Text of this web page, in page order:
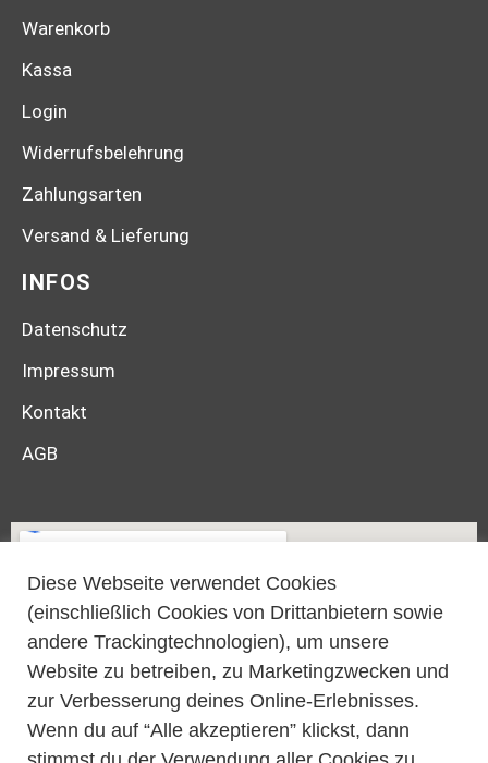
Warenkorb
Kassa
Login
Widerrufsbelehrung
Zahlungsarten
Versand & Lieferung
INFOS
Datenschutz
Impressum
Kontakt
AGB
Diese Webseite verwendet Cookies
(einschließlich Cookies von Drittanbietern sowie
andere Trackingtechnologien), um unsere
Website zu betreiben, zu Marketingzwecken und
zur Verbesserung deines Online-Erlebnisses.
Wenn du auf “Alle akzeptieren” klickst, dann